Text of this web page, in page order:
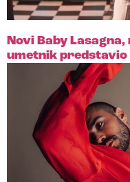
Novi Baby
umetnik predstavio